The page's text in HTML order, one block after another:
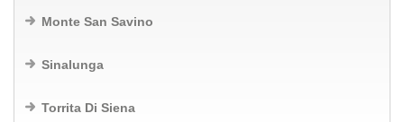
Monte San Savino
Sinalunga
Torrita Di Siena